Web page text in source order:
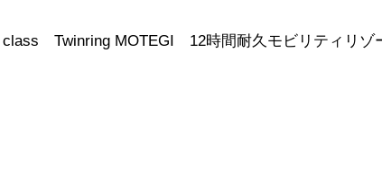
class TwinringMOTEGI 12時間耐久モビリティリゾ